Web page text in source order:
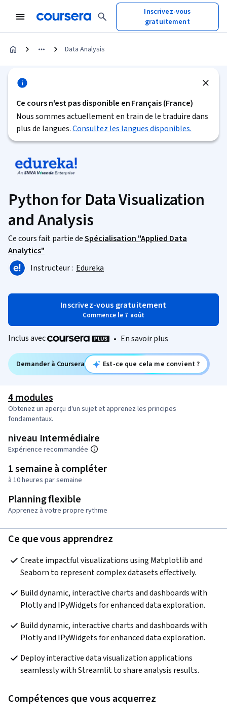
Inscrivez-vous
gratuitement
Data Analysis
Ce cours n'est pas disponible en Français (France)
Nous sommes actuellement en train de le traduire dans
plus de langues.Consultez les langues disponibles.
Python for Data Visualization
and Analysis
Ce cours fait partie deSpécialisation "Applied Data
Analytics"
Instructeur : Edureka
Inscrivez-vous gratuitement
Commence le 7 août
Inclus avec • En savoir plus
Demander à Coursera Est-ce que cela me convient ?
4 modules
Obtenez un aperçu d'un sujet et apprenez les principes
fondamentaux.
niveau Intermédiaire
Expérience recommandée
1 semaine à compléter
à 10 heures par semaine
Planning flexible
Apprenez à votre propre rythme
Ce que vous apprendrez
Create impactful visualizations using Matplotlib and
Seaborn to represent complex datasets effectively.
Build dynamic, interactive charts and dashboards with
Plotly and IPyWidgets for enhanced data exploration.
Build dynamic, interactive charts and dashboards with
Plotly and IPyWidgets for enhanced data exploration.
Deploy interactive data visualization applications
seamlessly with Streamlit to share analysis results.
Compétences que vous acquerrez